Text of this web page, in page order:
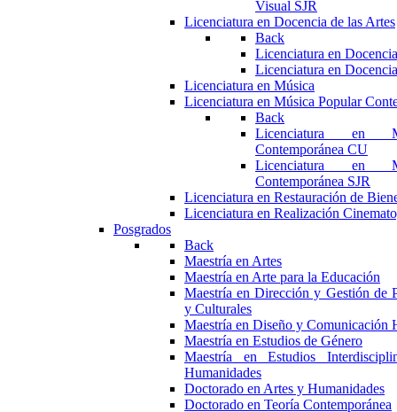
Visual SJR
Licenciatura en Docencia de las Artes
Back
Licenciatura en
Licenciatura en
Licenciatura en Música
Licenciatura en Música Popular
Back
Licenciatura en
Contemporánea CU
Licenciatura en
Contemporánea SJR
Licenciatura en Restauración de
Licenciatura en Realización
Posgrados
Back
Maestría en Artes
Maestría en Arte para la Educación
Maestría en Dirección y Gestión de
y Culturales
Maestría en Diseño y Comunicación
Maestría en Estudios de Género
Maestría en Estudios
Humanidades
Doctorado en Artes y Humanidades
Doctorado en Teoría Contemporánea